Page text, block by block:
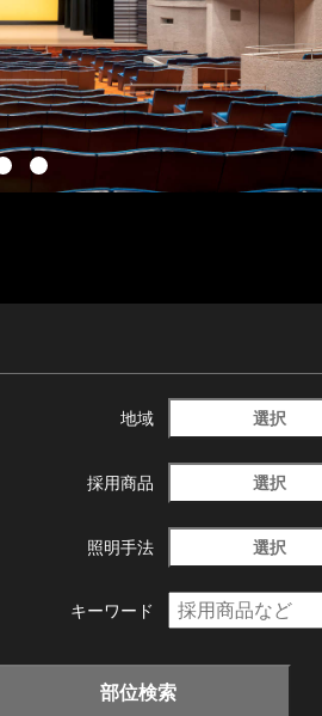
地域 選択
採用商品 選択
照明手法 選択
キーワード
部位検索